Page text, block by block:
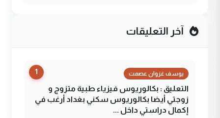
آخر التعليقات
1 يوسف غزوان عصمت
التعليق : بكالوريوس فيزياء طبية متزوج و
زوجتي أيضا بكالوريوس سكني بغداد أرغب في
إكمال دراستي داخل ...